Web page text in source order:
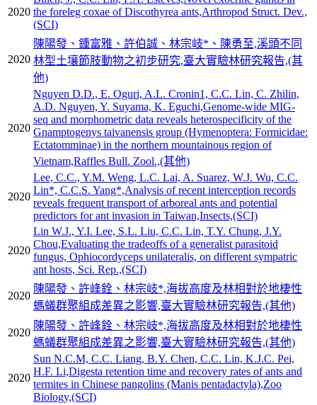
2020 the foreleg coxae of Discothyrea ants,Arthropod Struct. Dev.,
(SCI)
2020
陳陽發、鍾富雅、許伯誠、林宗岐*、陳勇至,溪頭不同
林型土壤節肢動物之初步研究,臺大實驗林研究報告,(其
他)
2020
Nguyen D.D., E. Oguri, A.L. Cronin1, C.C. Lin, C. Zhilin,
A.D. Nguyen, Y. Suyama, K. Eguchi,Genome-wide MIG-
seq and morphometric data reveals heterospecificity of the
Gnamptogenys taivanensis group (Hymenoptera: Formicidae:
Ectatomminae) in the northern mountainous region of
Vietnam,Raffles Bull. Zool.,(其他)
2020
Lee, C.C., Y.M. Weng, L.C. Lai, A. Suarez, W.J. Wu, C.C.
Lin*, C.C.S. Yang*,Analysis of recent interception records
reveals frequent transport of arboreal ants and potential
predictors for ant invasion in Taiwan,Insects,(SCI)
2020
Lin W.J., Y.I. Lee, S.L. Liu, C.C. Lin, T.Y. Chung, J.Y.
Chou,Evaluating the tradeoffs of a generalist parasitoid
fungus, Ophiocordyceps unilateralis, on different sympatric
ant hosts, Sci. Rep.,(SCI)
2020
陳陽發、許峰銓、林宗岐*,海拔高度及林相對於地棲性
螞蟻群聚組成差異之影響,臺大實驗林研究報告,(其他)
2020
陳陽發、許峰銓、林宗岐*,海拔高度及林相對於地棲性
螞蟻群聚組成差異之影響,臺大實驗林研究報告,(其他)
2020
Sun N.C.M, C.C. Liang, B.Y. Chen, C.C. Lin, K.J.C. Pei,
H.F. Li,Digesta retention time and recovery rates of ants and
termites in Chinese pangolins (Manis pentadactyla),Zoo
Biology,(SCI)